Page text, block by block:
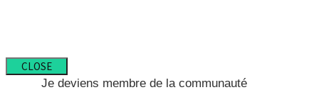
CLOSE
Je deviens membre de la communauté